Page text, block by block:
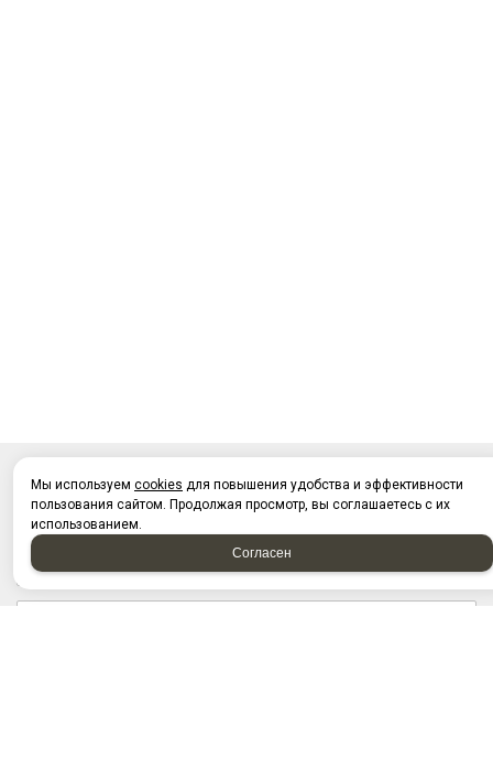
НАПИСАТЬ НАМ
Мы используем cookies для повышения удобства и эффективности
пользования сайтом. Продолжая просмотр, вы соглашаетесь с их
использованием.
Согласен